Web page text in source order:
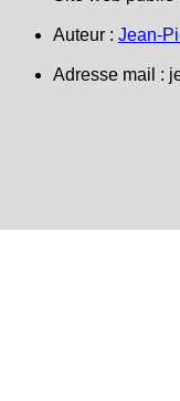
Auteur : Jean-
Adresse mail :